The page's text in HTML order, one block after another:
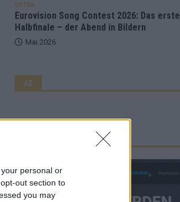
personal or
out section to
you may
EXTRA
Eurovision Song Contest 2026: Das erste
Halbfinale – der Abend in Bildern
Mai 2026
AD